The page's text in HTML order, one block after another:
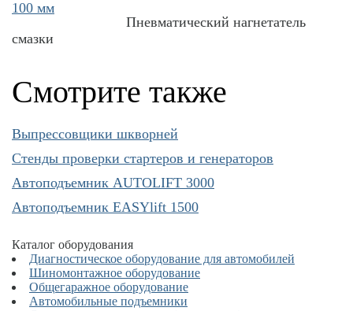
Пневматический нагнетатель
смазки
Смотрите также
Выпрессовщики шкворней
Cтенды проверки стартеров и генераторов
Автоподъемник AUTOLIFT 3000
Автоподъемник EASYlift 1500
Каталог оборудования
Диагностическое оборудование для автомобилей
Шиномонтажное оборудование
Общегаражное оборудование
Автомобильные подъемники